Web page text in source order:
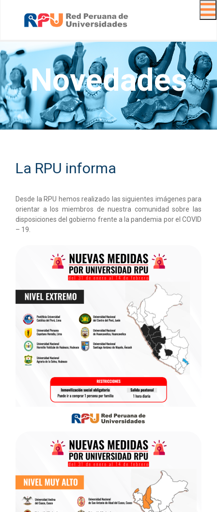
Novedades
La RPU informa
Desde la RPU hemos realizado las siguientes imágenes para
orientar a los miembros de nuestra comunidad sobre las
disposiciones del gobierno frente a la pandemia por el COVID
– 19.